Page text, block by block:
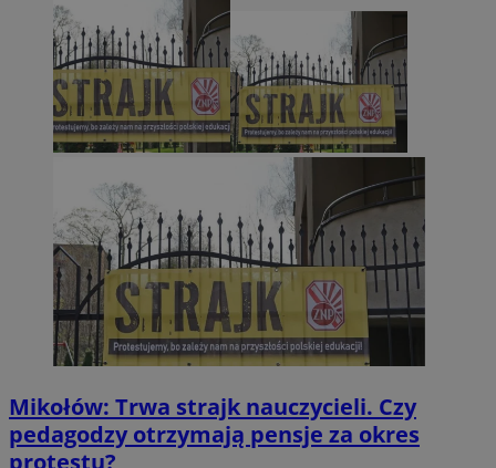
Mikołów: Trwa strajk nauczycieli. Czy
pedagodzy otrzymają pensje za okres
protestu?